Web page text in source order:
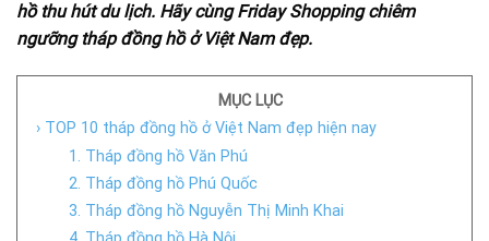
hồ thu hút du lịch. Hãy cùng Friday Shopping chiêm
ngưỡng tháp đồng hồ ở Việt Nam đẹp.
MỤC LỤC
› TOP 10 tháp đồng hồ ở Việt Nam đẹp hiện nay
1. Tháp đồng hồ Văn Phú
2. Tháp đồng hồ Phú Quốc
3. Tháp đồng hồ Nguyễn Thị Minh Khai